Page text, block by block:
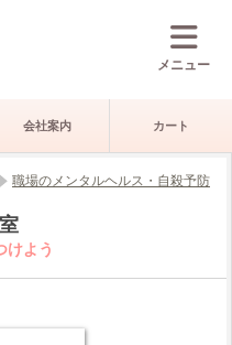
メニュー
会社案内 カート
職場のメンタルヘルス・自殺予防
けよう